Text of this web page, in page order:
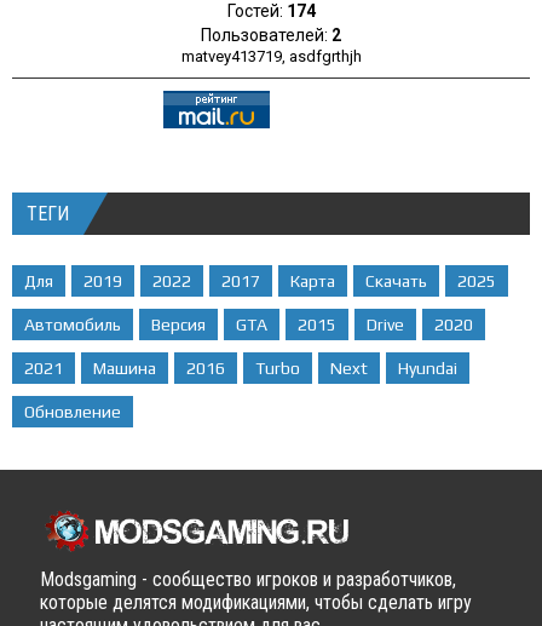
Гостей: 174
Пользователей: 2
matvey413719, asdfgrthjh
ТЕГИ
Для 2019 2022 2017 Карта Скачать 2025
Автомобиль Версия GTA 2015 Drive 2020
2021 Машина 2016 Turbo Next Hyundai
Обновление
Modsgaming - сообщество игроков и разработчиков,
которые делятся модификациями, чтобы сделать игру